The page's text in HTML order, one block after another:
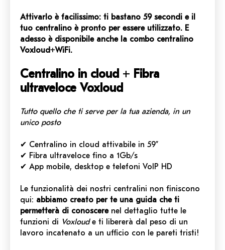
Attivarlo è facilissimo: ti bastano 59 secondi e il
tuo centralino è pronto per essere utilizzato. E
adesso è disponibile anche la combo centralino
Voxloud+WiFi.
Centralino in cloud + Fibra
ultraveloce Voxloud
Tutto quello che ti serve per la tua azienda, in un
unico posto
✔ Centralino in cloud attivabile in 59”
✔ Fibra ultraveloce fino a 1Gb/s
✔ App mobile, desktop e telefoni VoIP HD
Le funzionalità dei nostri centralini non finiscono
qui: abbiamo creato per te una guida che ti
permetterà di conoscerenel dettaglio tutte le
funzioni di Voxloude ti libererà dal peso di un
lavoro incatenato a un ufficio con le pareti tristi!